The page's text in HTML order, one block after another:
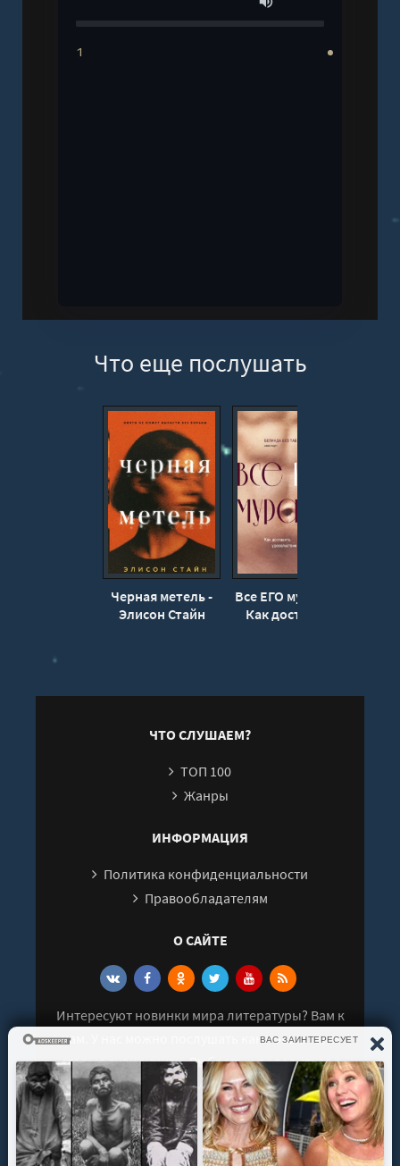
1
Что еще послушать
Черная метель -
Элисон Стайн
Все ЕГО мурашки.
Как доставить
ЧТО СЛУШАЕМ?
ТОП 100
Жанры
ИНФОРМАЦИЯ
Политика конфиденциальности
Правообладателям
О САЙТЕ
Интересуют новинки мира литературы? Вам к
нам. У нас можно послушать как новые так и
старые аудиокниги. Выбрать и поделиться с
друзьями лучшими аудиокнигами!